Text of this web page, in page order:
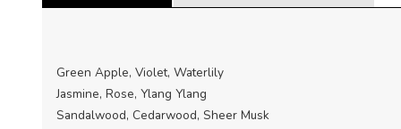
Green Apple, Violet, Waterlily
Jasmine, Rose, Ylang Ylang
Sandalwood, Cedarwood, Sheer Musk